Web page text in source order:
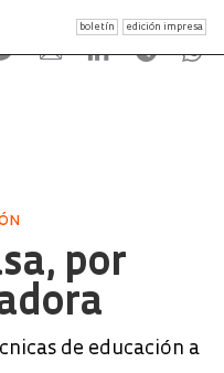
boletín edición impresa
por
de educación a